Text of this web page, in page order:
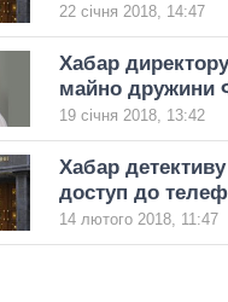
22 січня 2018, 14:47
Хабар директору
майно дружини
19 січня 2018, 13:42
Хабар
доступ до
14 лютого 2018, 11:47